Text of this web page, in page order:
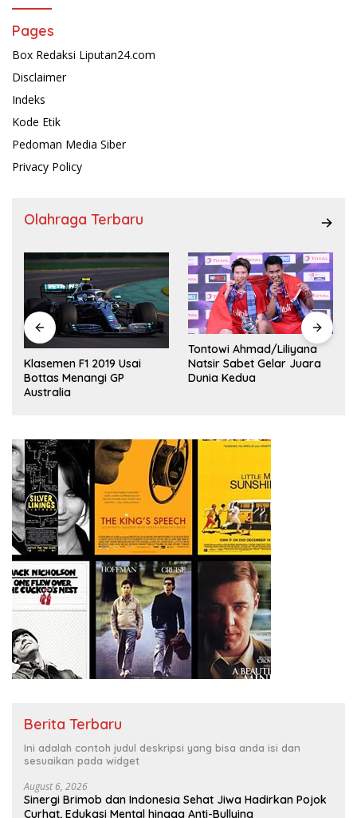
Pages
Box Redaksi Liputan24.com
Disclaimer
Indeks
Kode Etik
Pedoman Media Siber
Privacy Policy
Olahraga Terbaru
Klasemen F1 2019 Usai
Bottas Menangi GP
Australia
Tontowi Ahmad/Liliyana
Natsir Sabet Gelar Juara
Dunia Kedua
Berita Terbaru
Ini adalah contoh judul deskripsi yang bisa anda isi dan
sesuaikan pada widget
August 6, 2026
Sinergi Brimob dan Indonesia Sehat Jiwa Hadirkan Pojok
Curhat, Edukasi Mental hingga Anti-Bullying